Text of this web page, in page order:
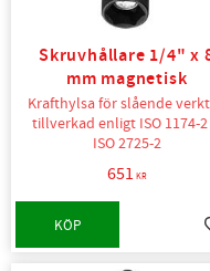
Skruvhållare 1/4" x
mm magnetisk
Krafthylsa för slående
tillverkad enligt ISO 1174-
ISO 2725-2
651 KR
KÖP